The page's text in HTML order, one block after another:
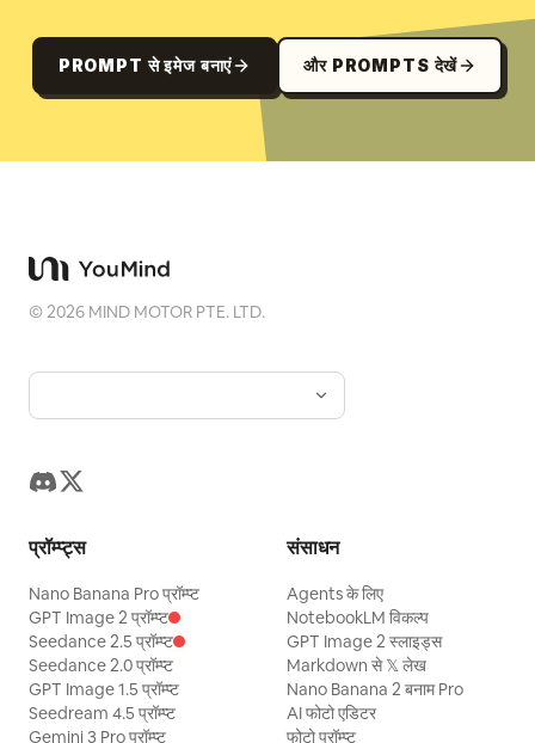
PROMPT से इमेज बनाएं और PROMPTS देखें
©2026 MIND MOTOR PTE. LTD.
प्रॉम्प्ट्स
Nano Banana Pro प्रॉम्प्ट
GPT Image 2 प्रॉम्प्ट
Seedance 2.5 प्रॉम्प्ट
Seedance 2.0 प्रॉम्प्ट
GPT Image 1.5 प्रॉम्प्ट
Seedream 4.5 प्रॉम्प्ट
Gemini 3 Pro प्रॉम्प्ट
संसाधन
Agents के लिए
NotebookLM विकल्प
GPT Image 2 स्लाइड्स
Markdown से 𝕏 लेख
Nano Banana 2 बनाम Pro
AI फोटो एडिटर
फोटो प्रॉम्प्ट